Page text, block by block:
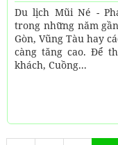
Du lịch Mũi Né -
trong những năm
Gòn, Vũng Tàu hay
càng tăng cao. Để
khách, Cuồng...